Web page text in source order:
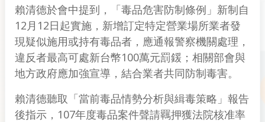
賴清德於會中提到，「毒品危害防制條例」新制自
12月12日起實施，新增訂定特定營業場所業者發
現疑似施用或持有毒品者，應通報警察機關處理，
違反者最高可處新台幣100萬元罰鍰；相關部會與
地方政府應加強宣導，結合業者共同防制毒害。
賴清德聽取「當前毒品情勢分析與緝毒策略」報告
後指示，107年度毒品案件聲請羈押獲法院核准率